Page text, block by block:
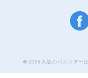
© 2026 大阪のバスツアー